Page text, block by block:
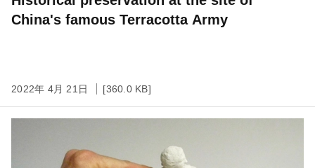
China's famous Terracotta Army
2022年 4月 21日 [360.0 KB]